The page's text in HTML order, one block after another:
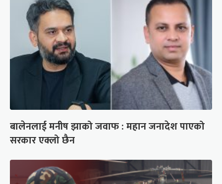
बालेनलाई मनीष झाको जवाफ : महान जनादेश पाएको
सरकार एक्लो छैन